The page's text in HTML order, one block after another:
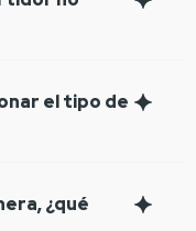
el tipo de
¿qué